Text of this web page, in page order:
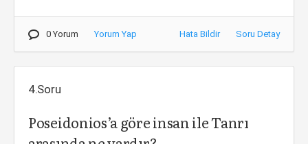
0 Yorum Yorum Yap Hata Bildir Soru Detay
4.Soru
Poseidonios’a göre insan ile Tanrı